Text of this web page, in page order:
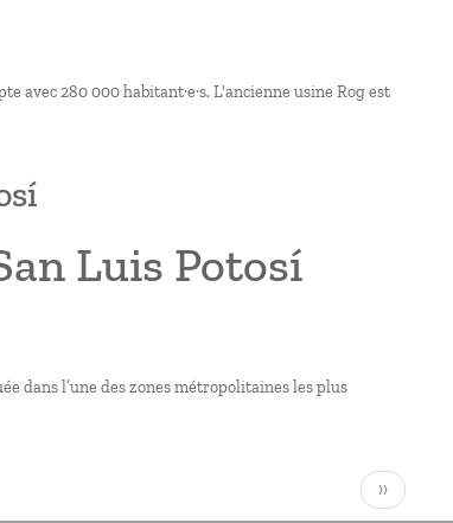
avec 280 000 habitant·e·s. L'ancienne usine Rog est
Luis Potosí
dans l’une des zones métropolitaines les plus
Page
suivante
››